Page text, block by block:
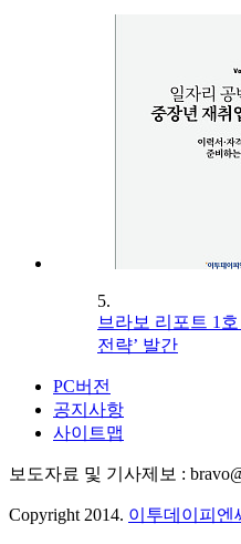
5.
브라보 리포트 1
전략’ 발간
PC버전
공지사항
사이트맵
보도자료 및 기사제보 :
Copyright 2014. 이투데이피엔